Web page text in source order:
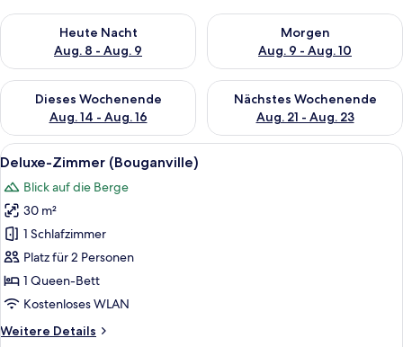
Heute Nacht
Aug. 8 - Aug. 9
Überprüfe die Verfügbarkeit für heute Nacht, Aug. 8 - Aug. 9.
Morgen
Aug. 9 - Aug. 10
Überprüfe die Verfügbarkeit
Dieses Wochenende
Aug. 14 - Aug. 16
Überprüfe die Verfügbarkeit für dieses Wochenende, Aug. 14
Nächstes Wochenende
Aug. 21 - Aug. 23
Überprüfe die Verfügbarkeit
Alle
Fotos
für
Deluxe-
Zimmer
(Bouganville)
anzeigen
Deluxe-Zimmer (Bouganville) |
13
Deluxe-Zimmer (Bouganville)
Blick auf die Berge
30 m²
1 Schlafzimmer
Platz für 2 Personen
1 Queen-Bett
Kostenloses WLAN
Weitere Details
Weitere